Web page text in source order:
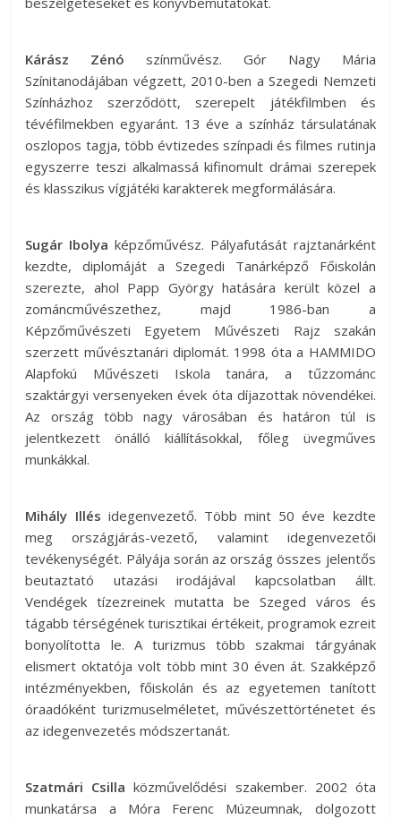
Kárász Zénó színművész. Gór Nagy Mária
Színitanodájában végzett, 2010-ben a Szegedi Nemzeti
Színházhoz szerződött, szerepelt játékfilmben és
tévéfilmekben egyaránt. 13 éve a színház társulatának
oszlopos tagja, több évtizedes színpadi és filmes rutinja
egyszerre teszi alkalmassá kifinomult drámai szerepek
és klasszikus vígjátéki karakterek megformálására.
Sugár Ibolya képzőművész. Pályafutását rajztanárként
kezdte, diplomáját a Szegedi Tanárképző Főiskolán
szerezte, ahol Papp György hatására került közel a
zománcművészethez, majd 1986-ban a
Képzőművészeti Egyetem Művészeti Rajz szakán
szerzett művésztanári diplomát. 1998 óta a HAMMIDO
Alapfokú Művészeti Iskola tanára, a tűzzománc
szaktárgyi versenyeken évek óta díjazottak növendékei.
Az ország több nagy városában és határon túl is
jelentkezett önálló kiállításokkal, főleg üvegműves
munkákkal.
Mihály Illés idegenvezető. Több mint 50 éve kezdte
meg országjárás-vezető, valamint idegenvezetői
tevékenységét. Pályája során az ország összes jelentős
beutaztató utazási irodájával kapcsolatban állt.
Vendégek tízezreinek mutatta be Szeged város és
tágabb térségének turisztikai értékeit, programok ezreit
bonyolította le. A turizmus több szakmai tárgyának
elismert oktatója volt több mint 30 éven át. Szakképző
intézményekben, főiskolán és az egyetemen tanított
óraadóként turizmuselméletet, művészettörténetet és
az idegenvezetés módszertanát.
Szatmári Csilla közművelődési szakember. 2002 óta
munkatársa a Móra Ferenc Múzeumnak, dolgozott